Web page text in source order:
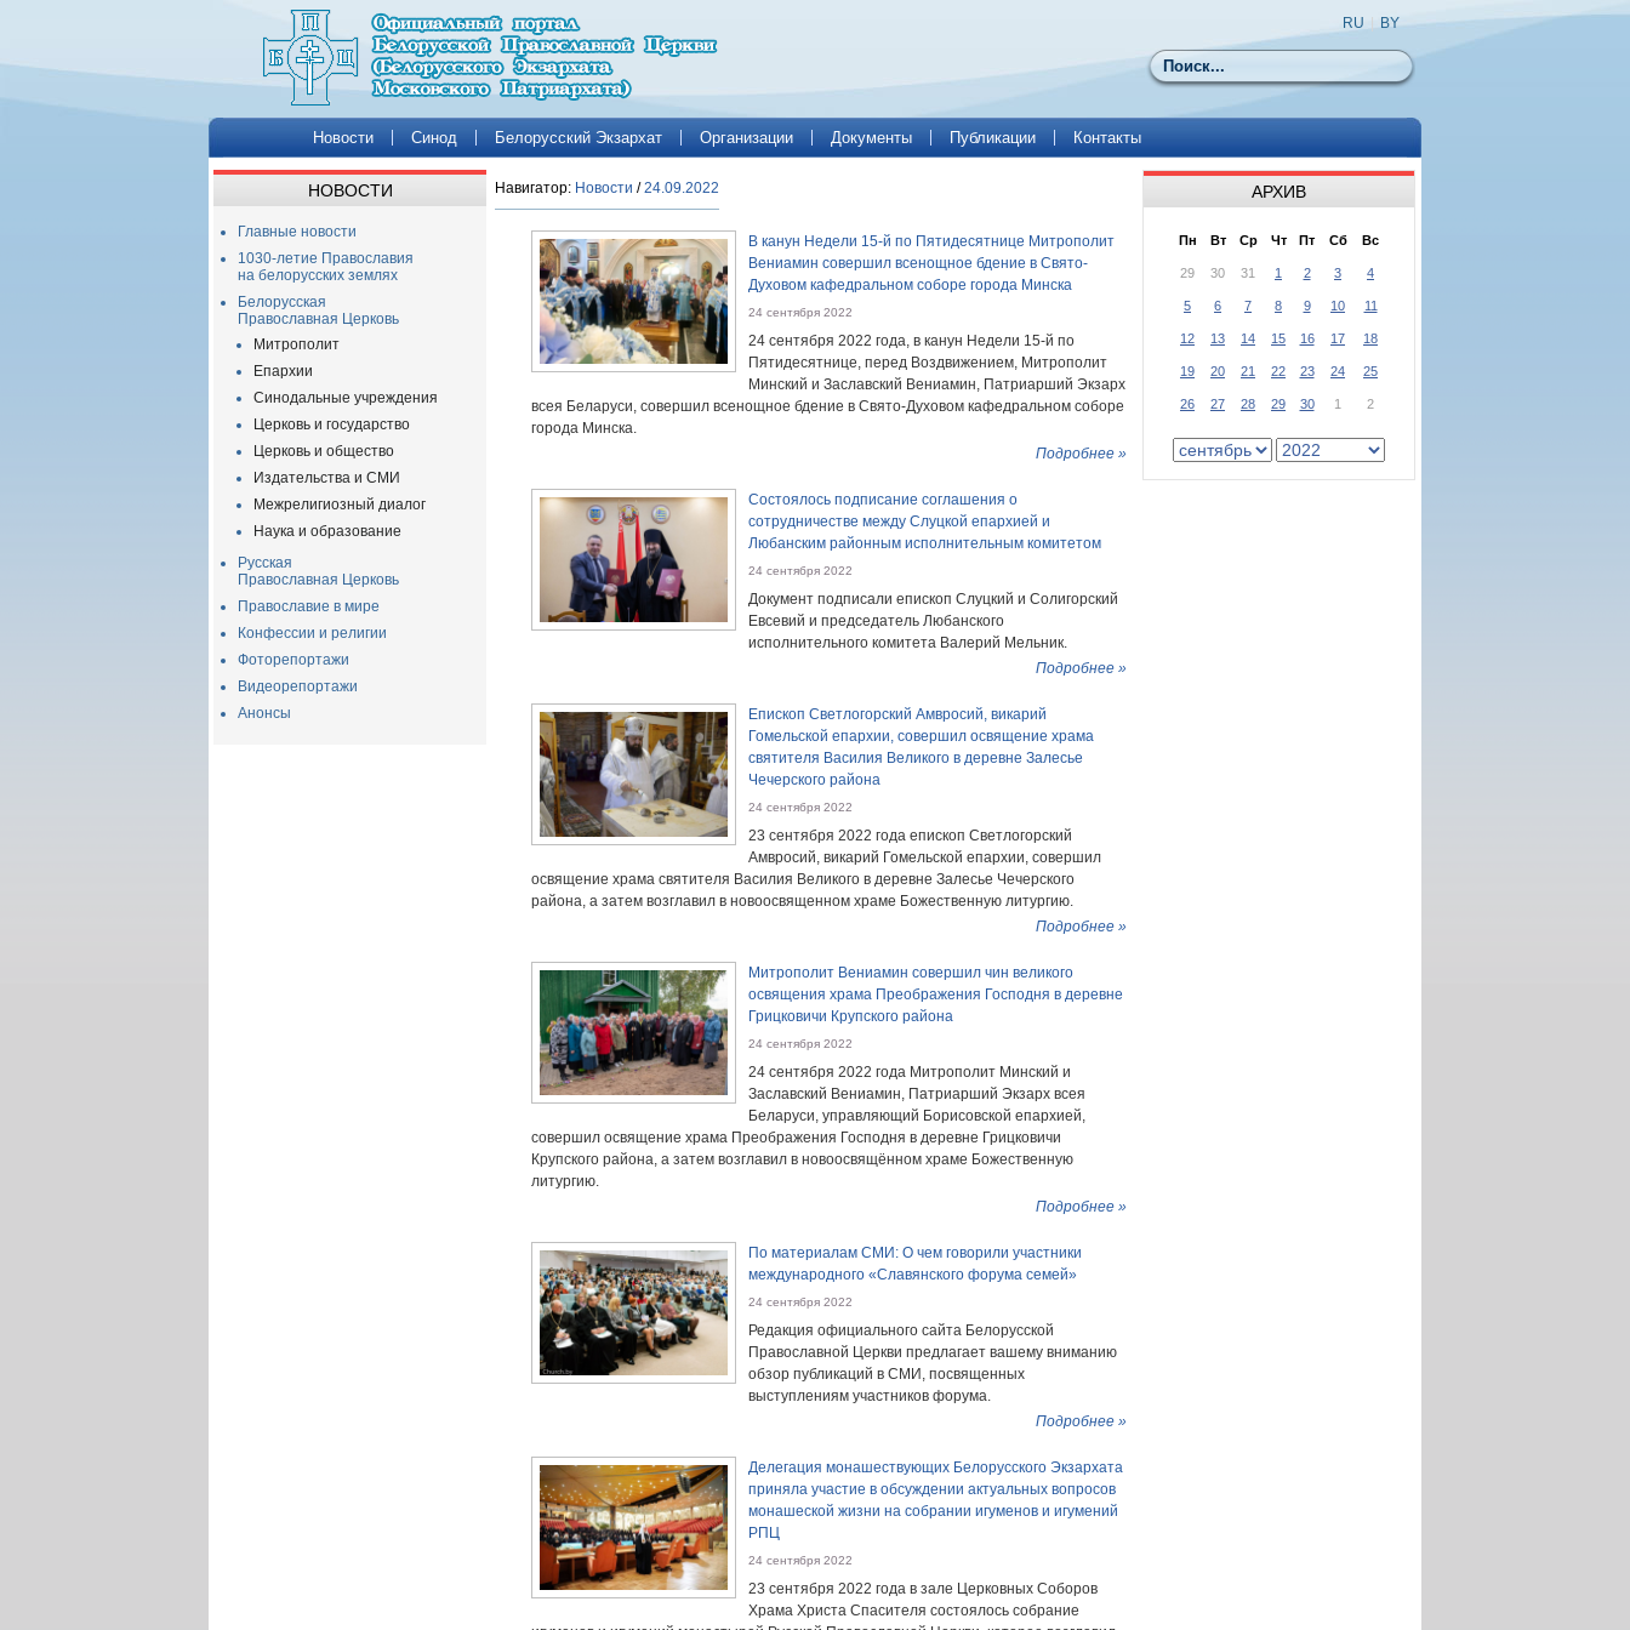
Поиск
RU BY
Новости Синод Белорусский Экзархат Организации Документы Публикации Контакты
НОВОСТИ
Главные новости
1030-летие Православия
на белорусских землях
Белорусская
Православная Церковь
Митрополит
Епархии
Синодальные учреждения
Церковь и государство
Церковь и общество
Издательства и СМИ
Межрелигиозный диалог
Наука и образование
Русская
Православная Церковь
Православие в мире
Конфессии и религии
Фоторепортажи
Видеорепортажи
Анонсы
Навигатор: Новости /24.09.2022
В канун Недели 15-й по Пятидесятнице Митрополит
Вениамин совершил всенощное бдение в Свято-
Духовом кафедральном соборе города Минска
24 сентября 2022
24 сентября 2022 года, в канун Недели 15-й по
Пятидесятнице, перед Воздвижением, Митрополит
Минский и Заславский Вениамин, Патриарший Экзарх
всея Беларуси, совершил всенощное бдение в Свято-Духовом кафедральном соборе
города Минска.
Подробнее »
Состоялось подписание соглашения о
сотрудничестве между Слуцкой епархией и
Любанским районным исполнительным комитетом
24 сентября 2022
Документ подписали епископ Слуцкий и Солигорский
Евсевий и председатель Любанского
исполнительного комитета Валерий Мельник.
Подробнее »
Епископ Светлогорский Амвросий, викарий
Гомельской епархии, совершил освящение храма
святителя Василия Великого в деревне Залесье
Чечерского района
24 сентября 2022
23 сентября 2022 года епископ Светлогорский
Амвросий, викарий Гомельской епархии, совершил
освящение храма святителя Василия Великого в деревне Залесье Чечерского
района, а затем возглавил в новоосвященном храме Божественную литургию.
Подробнее »
Митрополит Вениамин совершил чин великого
освящения храма Преображения Господня в деревне
Грицковичи Крупского района
24 сентября 2022
24 сентября 2022 года Митрополит Минский и
Заславский Вениамин, Патриарший Экзарх всея
Беларуси, управляющий Борисовской епархией,
совершил освящение храма Преображения Господня в деревне Грицковичи
Крупского района, а затем возглавил в новоосвящённом храме Божественную
литургию.
Подробнее »
По материалам СМИ: О чем говорили участники
международного «Славянского форума семей»
24 сентября 2022
Редакция официального сайта Белорусской
Православной Церкви предлагает вашему вниманию
обзор публикаций в СМИ, посвященных
выступлениям участников форума.
Подробнее »
Делегация монашествующих Белорусского Экзархата
приняла участие в обсуждении актуальных вопросов
монашеской жизни на собрании игуменов и игумений
РПЦ
24 сентября 2022
23 сентября 2022 года в зале Церковных Соборов
Храма Христа Спасителя состоялось собрание
АРХИВ
Пн Вт Ср Чт Пт Сб Вс
29 30 31 1 2 3 4
5 6 7 8 9 10 11
12 13 14 15 16 17 18
19 20 21 22 23 24 25
26 27 28 29 30 1 2